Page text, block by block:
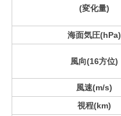
(変化量)
海面気圧(hPa)
風向(16方位)
風速(m/s)
視程(km)